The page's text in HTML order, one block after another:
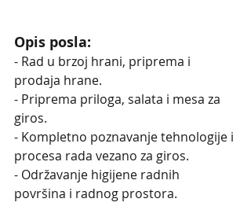
Opis posla:
- Rad u brzoj hrani, priprema i
prodaja hrane.
- Priprema priloga, salata i mesa za
giros.
- Kompletno poznavanje tehnologije i
procesa rada vezano za giros.
- Održavanje higijene radnih
površina i radnog prostora.